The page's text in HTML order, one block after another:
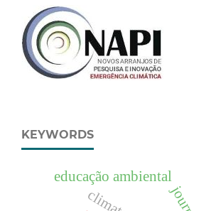
KEYWORDS
educação ambiental